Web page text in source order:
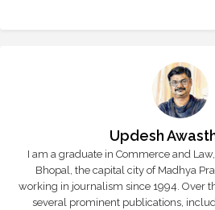
Updesh
I am a graduate in Commerce and
Bhopal, the capital city of Madhya
working in journalism since 1994. Over
several prominent publications,